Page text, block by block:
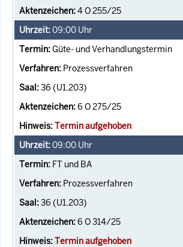
4 O 255/25
09:00 Uhr
Güte- und Verhandlungstermin
Prozessverfahren
36 (U1.203)
6 O 275/25
Termin aufgehoben
09:00 Uhr
FT und BA
Prozessverfahren
36 (U1.203)
6 O 314/25
Termin aufgehoben